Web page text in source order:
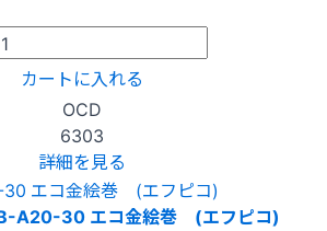
カートに入れる
OCD
6303
詳細を見る
A20-30 エコ金絵巻 (エフピコ)